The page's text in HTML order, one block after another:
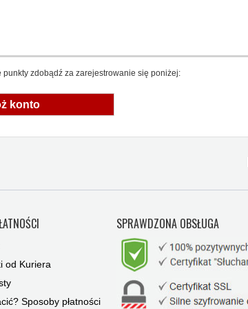
zdobądź za zarejestrowanie się poniżej:
konto
od Kuriera
Sposoby płatności
SPRAWDZONA OBSŁUGA